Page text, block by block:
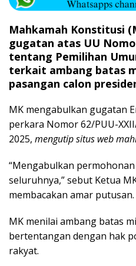
Mahkamah Konstitusi
gugatan atas UU
tentang Pemilihan
terkait ambang batas
pasangan calon
MK mengabulkan gugatan
perkara Nomor 62/PUU-
2025, mengutip situs web
“Mengabulkan
seluruhnya,” sebut Ketua
membacakan amar putusan.
MK menilai ambang batas
bertentangan dengan hak
rakyat.